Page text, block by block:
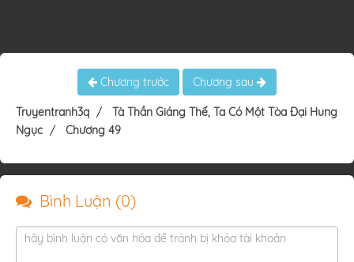
Chương trước Chương sau
Truyentranh3q
Tà Thần Giáng Thế, Ta Có Một Tòa Đại Hung
Ngục
Chương 49
Bình Luận (0)
hãy bình luận có văn hóa để tránh bị khóa tài khoản